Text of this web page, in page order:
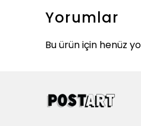
Yorumlar
Bu ürün için henüz